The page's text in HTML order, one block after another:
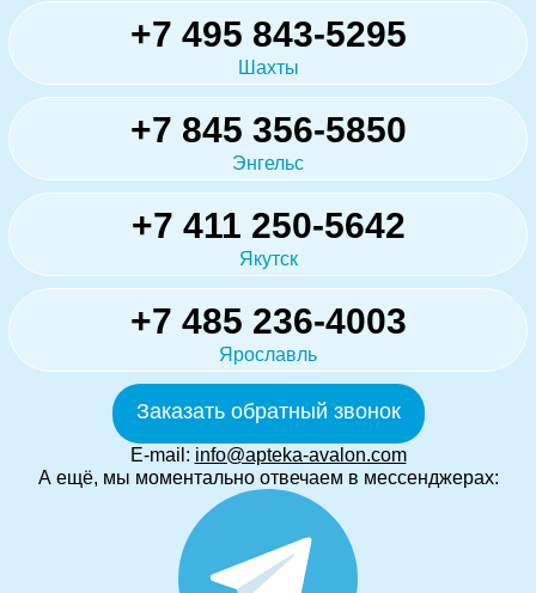
+7 495 843-5295
Шахты
+7 845 356-5850
Энгельс
+7 411 250-5642
Якутск
+7 485 236-4003
Ярославль
Заказать обратный звонок
E-mail: info@apteka-avalon.com
А ещё, мы моментально отвечаем в мессенджерах: